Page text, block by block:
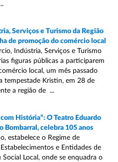
Serviços e Turismo da Região
de promoção do comércio local
Indústria, Serviços e Turismo
figuras públicas a participarem
local, um mês passado
tempestade Kristin, em 28 de
a região de ...
História”: O Teatro Eduardo
Bombarral, celebra 105 anos
estabelece o Regime de
e Entidades de
Local, onde se enquadra o